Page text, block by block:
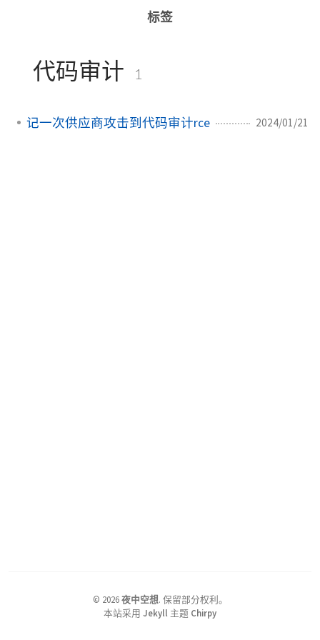
标签
代码审计 1
记一次供应商攻击到代码审计rce 2024/01/21
© 2026 夜中空想. 保留部分权利。
本站采用 Jekyll 主题 Chirpy